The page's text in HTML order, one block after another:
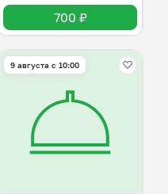
700 ₽
9 августа с 10:00